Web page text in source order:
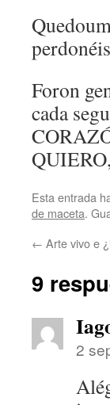
Foron
cada
Esta entrada
de maceta.
← Arte vivo e
9
2